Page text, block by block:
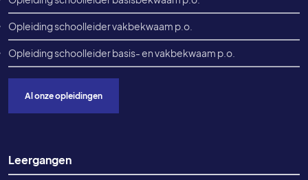
Leergangen
Opleiding schoolleider vakbekwaam p.o.
Opleiding schoolleider basis- en vakbekwaam p.o.
Al onze opleidingen